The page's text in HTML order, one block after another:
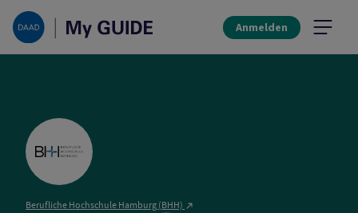
Anmelden
Berufliche Hochschule Hamburg (BHH)